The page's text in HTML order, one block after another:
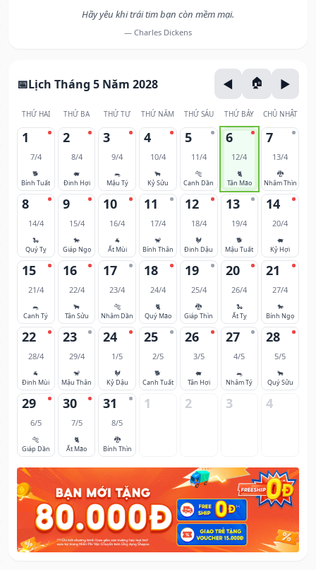
Hãy yêu khi trái tim bạn còn mềm mại.
— Charles Dickens
Lịch Tháng 5 Năm 2028
THỨ HAI THỨ BA THỨ TƯ THỨ NĂM THỨ SÁU THỨ BẢY CHỦ NHẬT
1
7/4
🐕
Bính Tuất
2
8/4
🐖
Đinh Hợi
3
9/4
🐀
Mậu Tý
4
10/4
🐂
Kỷ Sửu
5
11/4
🐅
Canh Dần
6
12/4
🐈
Tân Mão
7
13/4
🐉
Nhâm Thìn
8
14/4
🐍
Quý Tỵ
9
15/4
🐎
Giáp Ngọ
10
16/4
🐐
Ất Mùi
11
17/4
🐒
Bính Thân
12
18/4
🐓
Đinh Dậu
13
19/4
🐕
Mậu Tuất
14
20/4
🐖
Kỷ Hợi
15
21/4
🐀
Canh Tý
16
22/4
🐂
Tân Sửu
17
23/4
🐅
Nhâm Dần
18
24/4
🐈
Quý Mão
19
25/4
🐉
Giáp Thìn
20
26/4
🐍
Ất Tỵ
21
27/4
🐎
Bính Ngọ
22
28/4
🐐
Đinh Mùi
23
29/4
🐒
Mậu Thân
24
1/5
🐓
Kỷ Dậu
25
2/5
🐕
Canh Tuất
26
3/5
🐖
Tân Hợi
27
4/5
🐀
Nhâm Tý
28
5/5
🐂
Quý Sửu
29
6/5
🐅
Giáp Dần
30
7/5
🐈
Ất Mão
31
8/5
🐉
Bính Thìn
1 2 3 4